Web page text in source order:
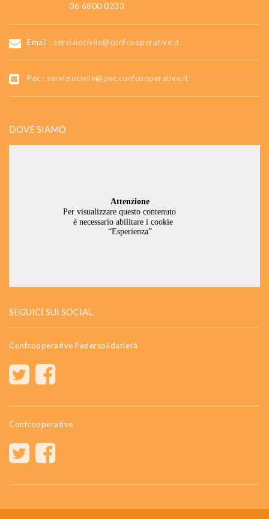
06 6800 0233
Email : serviziocivile@confcooperative.it
Pec : serviziocivile@pec.confcooperative.it
DOVE SIAMO
SEGUICI SUI SOCIAL
Confcooperative Federsolidarietà
Confcooperative